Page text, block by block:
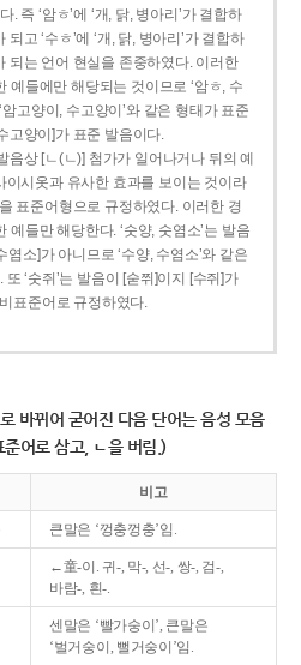
즉 ‘암ㅎ’에 ‘개, 닭, 병아리’가 결합하
되고 ‘수ㅎ’에 ‘개, 닭, 병아리’가 결합하
되는 언어 현실을 존중하였다. 이러한
예들에만 해당되는 것이므로 ‘암ㅎ, 수
암고양이, 수고양이’와 같은 형태가 표준
고양이]가 표준 발음이다.
음상 [ㄴ(ㄴ)] 첨가가 일어나거나 뒤의 예
이시옷과 유사한 효과를 보이는 것이라
을 표준어형으로 규정하였다. 이러한 경
예들만 해당한다. ‘숫양, 숫염소’는 발음
염소]가 아니므로 ‘수양, 수염소’와 같은
‘숫쥐’는 발음이 [숟쮜]이지 [수쥐]가
표준어로 규정하였다.
바뀌어 굳어진 다음 단어는 음성 모음
어로 삼고, ㄴ을 버림.)
비고
큰말은 ‘껑충껑충’임.
←童-이. 귀-, 막-, 선-, 쌍-, 검-,
바람-, 흰-.
센말은 ‘빨가숭이’, 큰말은
‘벌거숭이, 뻘거숭이’임.